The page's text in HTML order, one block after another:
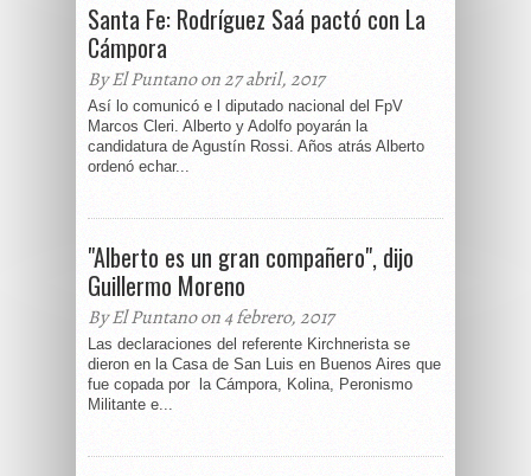
Santa Fe: Rodríguez Saá pactó con La
Cámpora
By El Puntano on 27 abril, 2017
Así lo comunicó e l diputado nacional del FpV
Marcos Cleri. Alberto y Adolfo poyarán la
candidatura de Agustín Rossi. Años atrás Alberto
ordenó echar...
"Alberto es un gran compañero", dijo
Guillermo Moreno
By El Puntano on 4 febrero, 2017
Las declaraciones del referente Kirchnerista se
dieron en la Casa de San Luis en Buenos Aires que
fue copada por la Cámpora, Kolina, Peronismo
Militante e...